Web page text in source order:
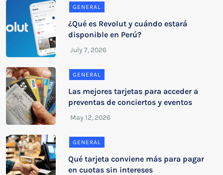
GENERAL
¿Qué es Revolut y cuándo estará
disponible en Perú?
GENERAL
Las mejores tarjetas para acceder a
preventas de conciertos y eventos
GENERAL
Qué tarjeta conviene más para pagar
en cuotas sin intereses